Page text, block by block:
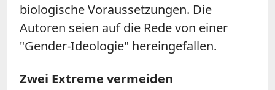
biologische Voraussetzungen. Die
Autoren seien auf die Rede von einer
"Gender-Ideologie" hereingefallen.
Zwei Extreme vermeiden